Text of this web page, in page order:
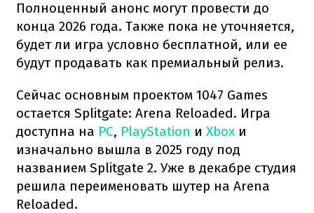
Полноценный анонс могут провести до
конца 2026 года. Также пока не уточняется,
будет ли игра условно бесплатной, или ее
будут продавать как премиальный релиз.
Сейчас основным проектом 1047 Games
остается Splitgate: Arena Reloaded. Игра
доступна на PC, PlayStation и Xbox и
изначально вышла в 2025 году под
названием Splitgate 2. Уже в декабре студия
решила переименовать шутер на Arena
Reloaded.